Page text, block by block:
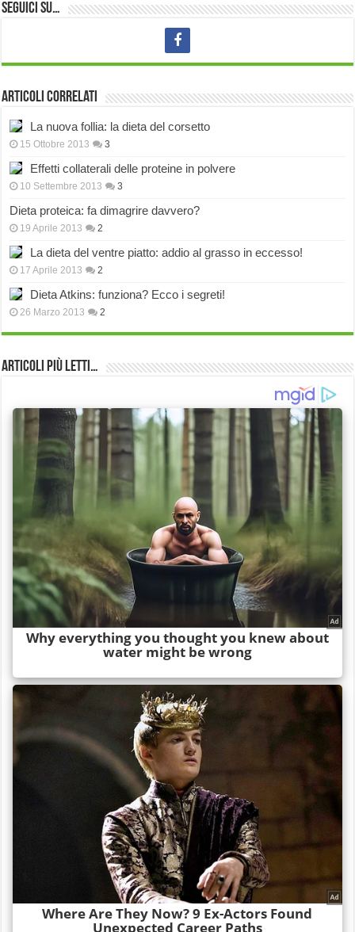
Seguici su…
Articoli correlati
La nuova follia: la dieta del corsetto
15 Ottobre 2013 3
Effetti collaterali delle proteine in polvere
10 Settembre 2013 3
Dieta proteica: fa dimagrire davvero?
19 Aprile 2013 2
La dieta del ventre piatto: addio al grasso in eccesso!
17 Aprile 2013 2
Dieta Atkins: funziona? Ecco i segreti!
26 Marzo 2013 2
Articoli più Letti…